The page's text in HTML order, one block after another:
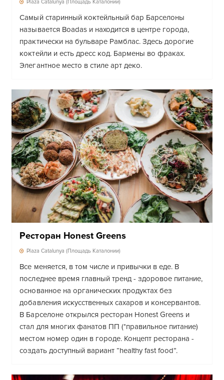
Plaza Catalunya (Площадь Каталонии)
Самый старинный коктейльный бар Барселоны
называется Boadas и находится в центре города,
практически на бульваре Рамблас. Здесь дорогие
коктейли и есть дресс код. Бармены во фраках.
Элегантное место в стиле арт деко.
Ресторан Honest Greens
Plaza Catalunya (Площадь Каталонии)
Все меняется, в том числе и привычки в еде. В
последнее время главный тренд - здоровое питание,
основанное на органических продуктах без
добавления искусственных сахаров и консервантов.
В Барселоне открылся ресторан Honest Greens и
стал для многих фанатов ПП (*правильное питание)
местом номер один в городе. Концепт ресторана -
создать доступный вариант “healthy fast food”.